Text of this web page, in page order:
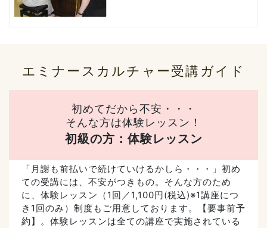
エミナースカルチャー受講ガイド
初めてだから不安・・・
そんな方は体験レッスン！
初級の方：体験レッスン
「月謝も前払いで続けていけるかしら・・・」初め
ての受講には、不安がつきもの。そんな方のため
に、体験レッスン（1回／1,100円(税込)※1講座につ
き1回のみ）制度もご用意しております。【要事前予
約】。体験レッスンは全ての講座で実施されている